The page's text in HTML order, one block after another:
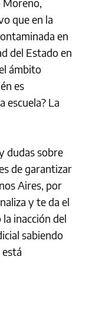
Moreno,
que en la
en
del Estado en
ámbito
es
escuela? La
dudas sobre
de garantizar
Aires, por
y te da el
inacción del
sabiendo